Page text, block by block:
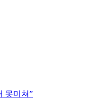
못미쳐”